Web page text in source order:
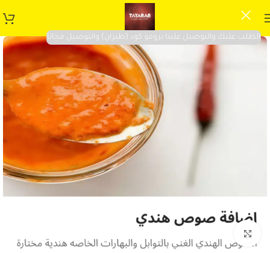
الطلب عليك والتوصيل علينا برومو كود (طيران) والتوصيل مجانا